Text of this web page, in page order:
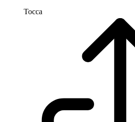
Tocca